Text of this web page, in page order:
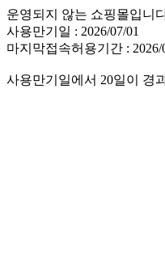
운영되지 않는 쇼핑몰입니
사용만기일 : 2026/07/01
마지막접속허용기간 : 2026/
사용만기일에서 20일이 경